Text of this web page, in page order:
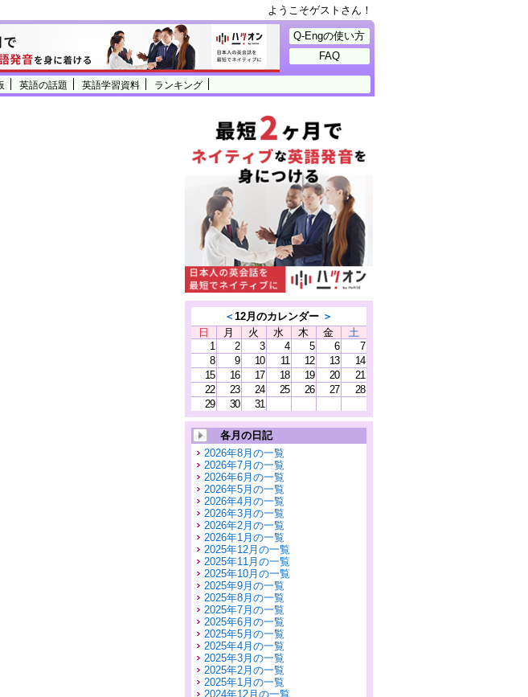
ようこそゲストさん！
英語の話題 英語学習資料 ランキング
Q-Engの使い方
FAQ
＜12月のカレンダー ＞
日
月 火 水 木 金
土
1
2 3 4 5 6
7
8
9 10 11 12 13
14
15
16 17 18 19 20
21
22
23 24 25 26 27
28
29
30 31
各月の日記
2026年8月の一覧
2026年7月の一覧
2026年6月の一覧
2026年5月の一覧
2026年4月の一覧
2026年3月の一覧
2026年2月の一覧
2026年1月の一覧
2025年12月の一覧
2025年11月の一覧
2025年10月の一覧
2025年9月の一覧
2025年8月の一覧
2025年7月の一覧
2025年6月の一覧
2025年5月の一覧
2025年4月の一覧
2025年3月の一覧
2025年2月の一覧
2025年1月の一覧
2024年12月の一覧